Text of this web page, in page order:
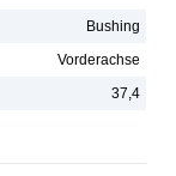
Bushing
Vorderachse
37,4